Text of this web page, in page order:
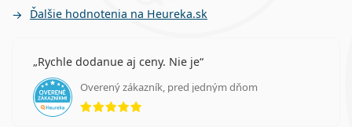
Ďalšie hodnotenia na Heureka.sk
Rychle dodanue aj ceny. Nie je
Overený zákazník, pred jedným dňom
hodnotenie 5 z 5